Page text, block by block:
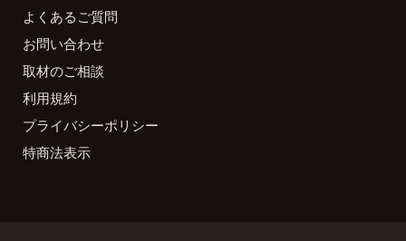
よくあるご質問
お問い合わせ
取材のご相談
利用規約
プライバシーポリシー
特商法表示